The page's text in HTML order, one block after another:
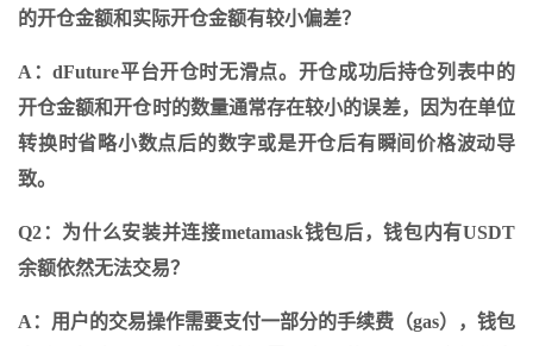
的开仓金额和实际开仓金额有较小偏差？
A：dFuture平台开仓时无滑点。开仓成功后持仓列表中的
开仓金额和开仓时的数量通常存在较小的误差，因为在单位
转换时省略小数点后的数字或是开仓后有瞬间价格波动导
致。
Q2：为什么安装并连接metamask钱包后，钱包内有USDT
余额依然无法交易？
A：用户的交易操作需要支付一部分的手续费（gas），钱包